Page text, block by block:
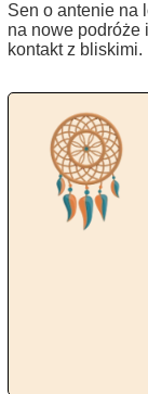
Sen o antenie na
na nowe podróże
kontakt z bliskimi.